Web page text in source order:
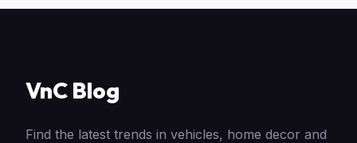
VnC Blog
Find the latest trends in vehicles, home decor and